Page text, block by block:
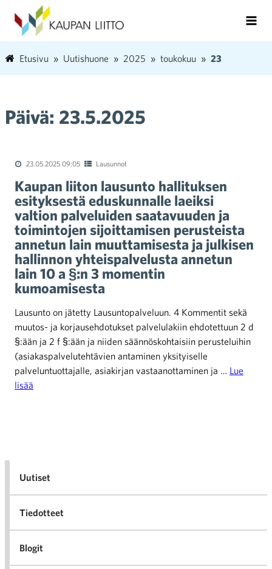
Etusivu Uutishuone 2025 toukokuu 23
Päivä: 23.5.2025
23.05.2025 09:05 Lausunnot
Kaupan liiton lausunto hallituksen
esityksestä eduskunnalle laeiksi
valtion palveluiden saatavuuden ja
toimintojen sijoittamisen perusteista
annetun lain muuttamisesta ja julkisen
hallinnon yhteispalvelusta annetun
lain 10 a §:n 3 momentin
kumoamisesta
Lausunto on jätetty Lausuntopalveluun. 4 Kommentit sekä
muutos- ja korjausehdotukset palvelulakiin ehdotettuun 2 d
§:ään ja 2 f §:ään ja niiden säännöskohtaisiin perusteluihin
(asiakaspalvelutehtävien antaminen yksityiselle
palveluntuottajalle, asiakirjan vastaanottaminen ja … Lue
lisää
Uutiset
Tiedotteet
Blogit